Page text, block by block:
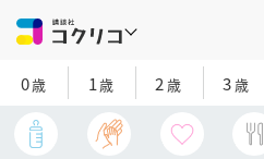
0歳 1歳 2 歳 3歳